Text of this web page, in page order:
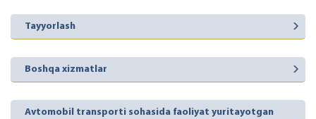
Tayyorlash
Boshqa xizmatlar
Avtomobil transporti sohasida faoliyat yuritayotgan